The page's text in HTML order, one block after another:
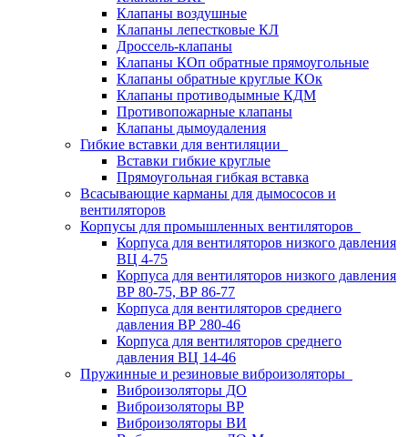
Клапаны воздушные
Клапаны лепестковые КЛ
Дроссель-клапаны
Клапаны КОп обратные прямоугольные
Клапаны обратные круглые КОк
Клапаны противодымные КДМ
Противопожарные клапаны
Клапаны дымоудаления
Гибкие вставки для вентиляции
Вставки гибкие круглые
Прямоугольная гибкая вставка
Всасывающие карманы для дымососов и
вентиляторов
Корпусы для промышленных вентиляторов
Корпуса для вентиляторов низкого давления
ВЦ 4-75
Корпуса для вентиляторов низкого давления
ВР 80-75, ВР 86-77
Корпуса для вентиляторов среднего
давления ВР 280-46
Корпуса для вентиляторов среднего
давления ВЦ 14-46
Пружинные и резиновые виброизоляторы
Виброизоляторы ДО
Виброизоляторы ВР
Виброизоляторы ВИ